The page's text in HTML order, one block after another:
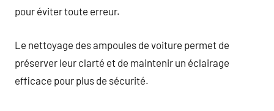
pour éviter toute erreur.
Le nettoyage des ampoules de voiture permet de
préserver leur clarté et de maintenir un éclairage
efficace pour plus de sécurité.